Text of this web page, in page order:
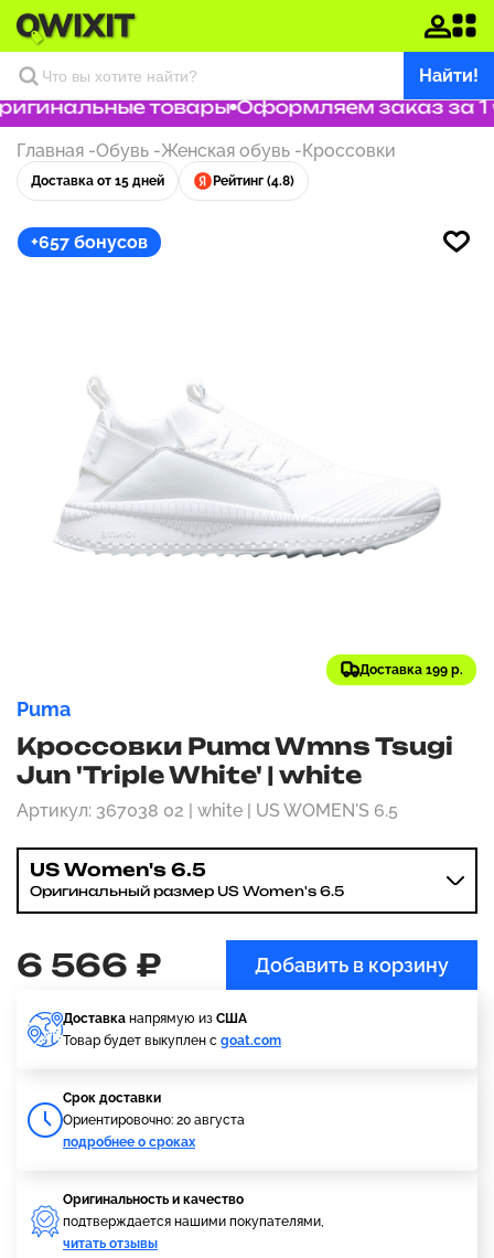
Найти!
товары Оформляем заказ за 1
Главная -Обувь -Женская обувь -Кроссовки
Доставка от 15 дней Рейтинг (4.8)
+657 бонусов
Доставка 199 р.
Puma
Кроссовки Puma Wmns Tsugi
Jun 'Triple White' | white
Артикул: 367038 02 | white | US WOMEN'S 6.5
US Women's 6.5
Оригинальный размер US Women's 6.5
6 566 ₽ Добавить в корзину
Доставка напрямую из США
Товар будет выкуплен с goat.com
Cрок доставки
Ориентировочно: 20 августа
подробнее о сроках
Оригинальность и качество
подтверждается нашими покупателями,
читать отзывы